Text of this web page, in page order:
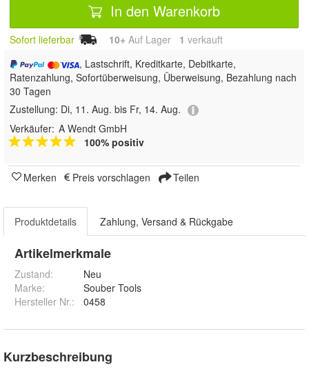
In den Warenkorb
Sofort lieferbar 10+ Auf Lager 1 verkauft
, Lastschrift, Kreditkarte, Debitkarte,
Ratenzahlung, Sofortüberweisung, Überweisung, Bezahlung nach
30 Tagen
Zustellung: Di, 11. Aug. bis Fr, 14. Aug.
Verkäufer: A Wendt GmbH
100% positiv
Merken Preis vorschlagen Teilen
Produktdetails Zahlung, Versand & Rückgabe
Artikelmerkmale
Zustand:
Neu
Marke:
Souber Tools
Hersteller Nr.:
0458
Kurzbeschreibung